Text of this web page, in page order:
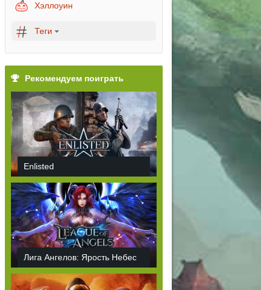
Хэллоуин
Теги
Рекомендуем поиграть
Enlisted
Лига Ангелов: Ярость Небес